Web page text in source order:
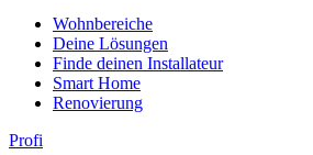
Wohnbereiche
Deine Lösungen
Finde deinen Installateur
Smart Home
Renovierung
Profi